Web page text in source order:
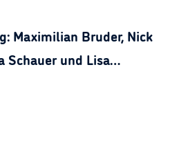
Maximilian Bruder, Nick
Schauer und Lisa